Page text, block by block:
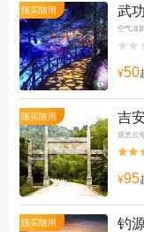
随买随用 武
空气清
¥50
随买随用 吉
观赏云
¥95
随买随用 钓